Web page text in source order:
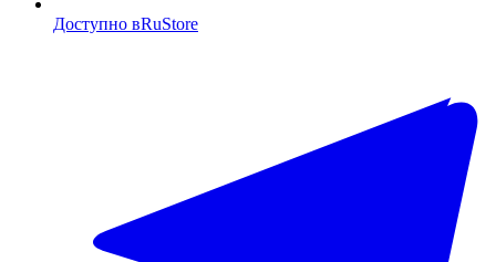
Доступно вRuStore